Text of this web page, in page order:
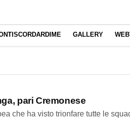
GALLERY
pari Cremonese
che ha visto trionfare tutte le